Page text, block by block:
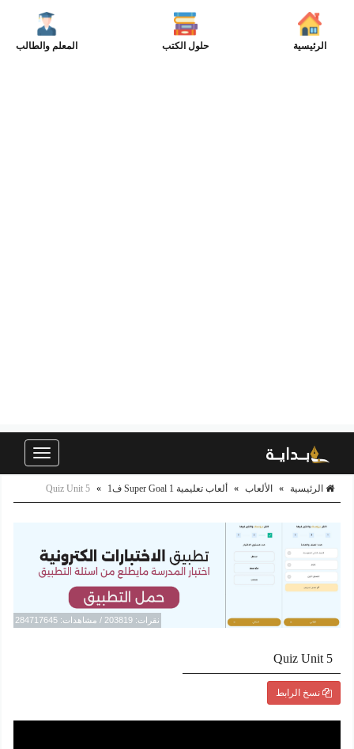
الرئيسية حلول الكتب المعلم والطالب
Toggle
الرئيسية » الألعاب » ألعاب تعليمية Super Goal 1 ف1 »
Quiz Unit 5
نقرات: 203819 / مشاهدات: 284717645
Quiz Unit 5
نسخ الرابط